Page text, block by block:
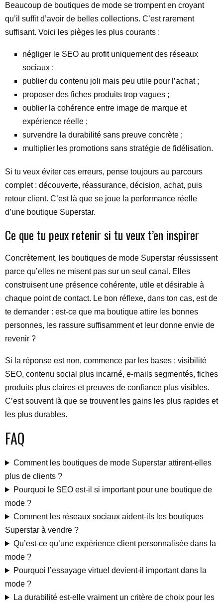
Beaucoup de boutiques de mode se trompent en croyant
qu’il suffit d’avoir de belles collections. C’est rarement
suffisant. Voici les pièges les plus courants :
négliger le SEO au profit uniquement des réseaux
sociaux ;
publier du contenu joli mais peu utile pour l’achat ;
proposer des fiches produits trop vagues ;
oublier la cohérence entre image de marque et
expérience réelle ;
survendre la durabilité sans preuve concrète ;
multiplier les promotions sans stratégie de fidélisation.
Si tu veux éviter ces erreurs, pense toujours au parcours
complet : découverte, réassurance, décision, achat, puis
retour client. C’est là que se joue la performance réelle
d’une boutique Superstar.
Ce que tu peux retenir si tu veux t’en inspirer
Concrètement, les boutiques de mode Superstar réussissent
parce qu’elles ne misent pas sur un seul canal. Elles
construisent une présence cohérente, utile et désirable à
chaque point de contact. Le bon réflexe, dans ton cas, est de
te demander : est-ce que ma boutique attire les bonnes
personnes, les rassure suffisamment et leur donne envie de
revenir ?
Si la réponse est non, commence par les bases : visibilité
SEO, contenu social plus incarné, e-mails segmentés, fiches
produits plus claires et preuves de confiance plus visibles.
C’est souvent là que se trouvent les gains les plus rapides et
les plus durables.
FAQ
Comment les boutiques de mode Superstar attirent-elles
plus de clients ?
Pourquoi le SEO est-il si important pour une boutique de
mode ?
Comment les réseaux sociaux aident-ils les boutiques
Superstar à vendre ?
Qu’est-ce qu’une expérience client personnalisée dans la
mode ?
Pourquoi l’essayage virtuel devient-il important dans la
mode ?
La durabilité est-elle vraiment un critère de choix pour les